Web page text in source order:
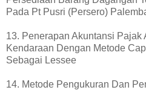
Pada Pt Pusri (Persero)
13. Penerapan Akuntansi Pajak
Kendaraan Dengan Metode
Sebagai Lessee
14. Metode Pengukuran Dan